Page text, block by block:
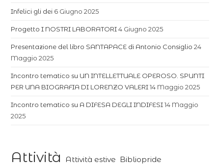
Infelici gli dei 6 Giugno 2025
Progetto I NOSTRI LABORATORI 4 Giugno 2025
Presentazione del libro SANTAPACE di Antonio Consiglio 24
Maggio 2025
Incontro tematico su UN INTELLETTUALE OPEROSO. SPUNTI
PER UNA BIOGRAFIA DI LORENZO VALERI 14 Maggio 2025
Incontro tematico su A DIFESA DEGLI INDIFESI 14 Maggio
2025
Attività Attività estive Bibliopride